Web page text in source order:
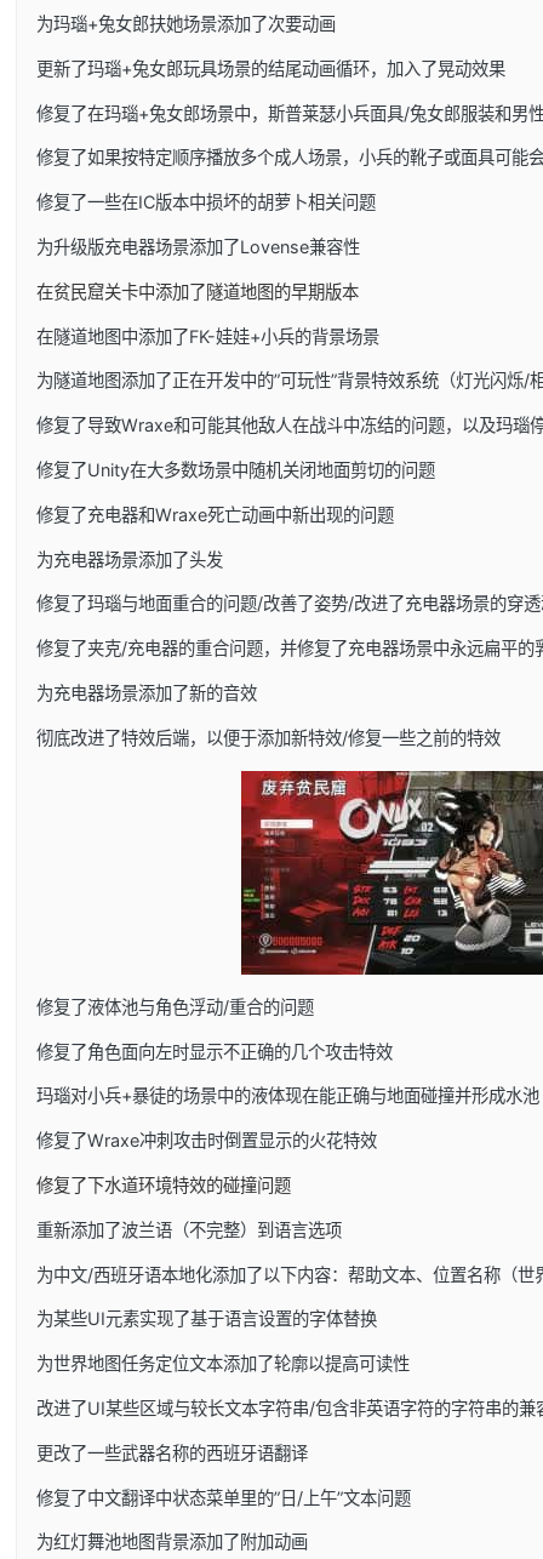
为玛瑙+兔女郎扶她场景添加了次要动画
更新了玛瑙+兔女郎玩具场景的结尾动画循环，加入了晃动效果
修复了在玛瑙+兔女郎场景中，斯普莱瑟小兵面具/兔女郎服装和男
修复了如果按特定顺序播放多个成人场景，小兵的靴子或面具可能
修复了一些在IC版本中损坏的胡萝卜相关问题
为升级版充电器场景添加了Lovense兼容性
在贫民窟关卡中添加了隧道地图的早期版本
在隧道地图中添加了FK-娃娃+小兵的背景场景
为隧道地图添加了正在开发中的”可玩性”背景特效系统（灯光闪烁/
修复了导致Wraxe和可能其他敌人在战斗中冻结的问题，以及玛瑙
修复了Unity在大多数场景中随机关闭地面剪切的问题
修复了充电器和Wraxe死亡动画中新出现的问题
为充电器场景添加了头发
修复了玛瑙与地面重合的问题/改善了姿势/改进了充电器场景的穿
修复了夹克/充电器的重合问题，并修复了充电器场景中永远扁平的
为充电器场景添加了新的音效
彻底改进了特效后端，以便于添加新特效/修复一些之前的特效
修复了液体池与角色浮动/重合的问题
修复了角色面向左时显示不正确的几个攻击特效
玛瑙对小兵+暴徒的场景中的液体现在能正确与地面碰撞并形成水池
修复了Wraxe冲刺攻击时倒置显示的火花特效
修复了下水道环境特效的碰撞问题
重新添加了波兰语（不完整）到语言选项
为中文/西班牙语本地化添加了以下内容：帮助文本、位置名称（
为某些UI元素实现了基于语言设置的字体替换
为世界地图任务定位文本添加了轮廓以提高可读性
改进了UI某些区域与较长文本字符串/包含非英语字符的字符串的兼
更改了一些武器名称的西班牙语翻译
修复了中文翻译中状态菜单里的”日/上午”文本问题
为红灯舞池地图背景添加了附加动画